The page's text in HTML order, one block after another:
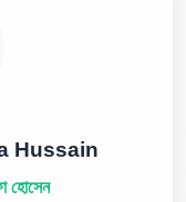
Hussain
হোসেন